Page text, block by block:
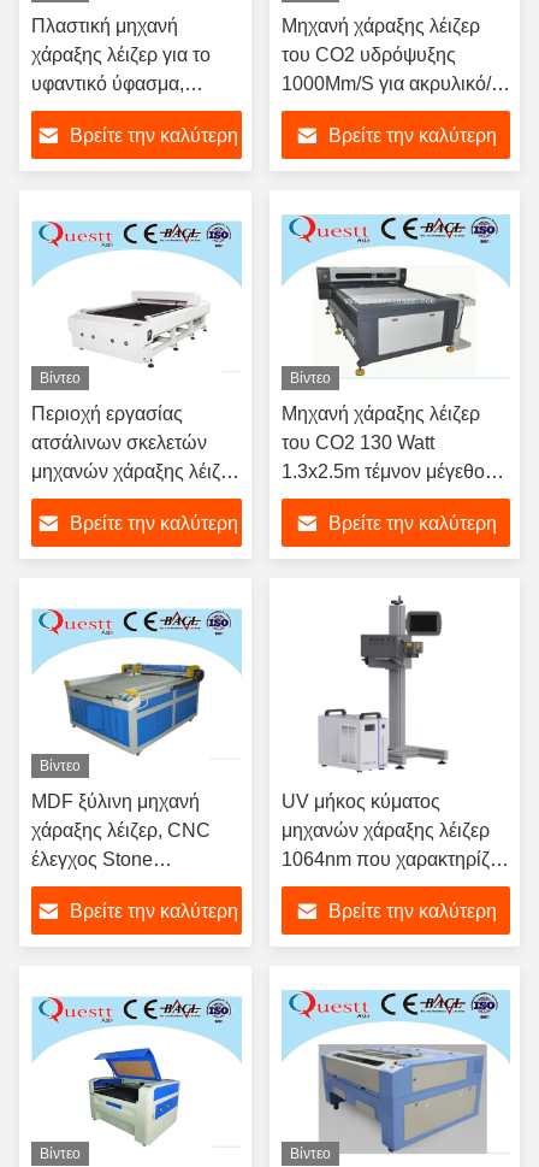
Πλαστική μηχανή
χάραξης λέιζερ για το
υφαντικό ύφασμα,
μηχανήματα χάραξης
λέιζερ 200W
Βρείτε την καλύτερη
Μηχανή χάραξης λέιζερ
του CO2 υδρόψυξης
1000Mm/S για ακρυλικό/
ξύλινος/το πλαστικό
Βρείτε την καλύτερη
Βίντεο
Περιοχή εργασίας
ατσάλινων σκελετών
μηχανών χάραξης λέιζερ
του CO2 ελέγχου
επιτροπής USB 150W
1.3x2.5M
Βρείτε την καλύτερη
Βίντεο
Μηχανή χάραξης λέιζερ
του CO2 130 Watt
1.3x2.5m τέμνον μέγεθος
για το πλαστικό/ξύλινο
φύλλοΒρείτε την καλύτερη
Βίντεο
MDF ξύλινη μηχανή
χάραξης λέιζερ, CNC
έλεγχος Stone
επιτροπής που
χαράσσει τον εξοπλισμό
Βρείτε την καλύτερη
UV μήκος κύματος
μηχανών χάραξης λέιζερ
1064nm που χαρακτηρίζει
την ταχύτητα ≤12000mm/s
Βρείτε την καλύτερη
Βίντεο Βίντεο